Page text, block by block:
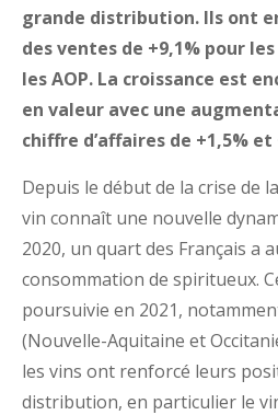
grande distribution. Ils ont
des ventes de +9,1% pour
les AOP. La croissance est
en valeur avec une
chiffre d’affaires de +1,5% et
Depuis le début de la crise de
vin connaît une nouvelle
2020, un quart des Français a
consommation de spiritueux.
poursuivie en 2021,
(Nouvelle-Aquitaine et
les vins ont renforcé leurs
distribution, en particulier le